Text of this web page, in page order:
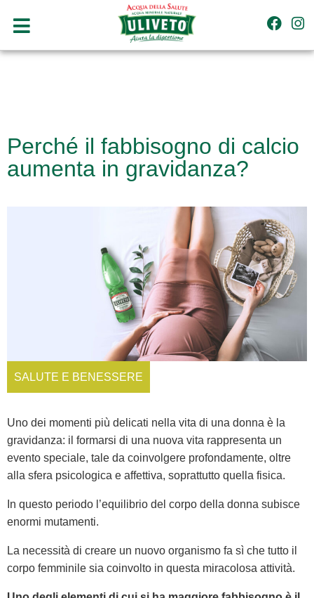
Perché il fabbisogno di calcio
aumenta in gravidanza?
SALUTE E BENESSERE
Uno dei momenti più delicati nella vita di una donna è la
gravidanza: il formarsi di una nuova vita rappresenta un
evento speciale, tale da coinvolgere profondamente, oltre
alla sfera psicologica e affettiva, soprattutto quella fisica.
In questo periodo l’equilibrio del corpo della donna subisce
enormi mutamenti.
La necessità di creare un nuovo organismo fa sì che tutto il
corpo femminile sia coinvolto in questa miracolosa attività.